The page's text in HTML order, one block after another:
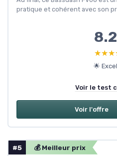
pratique et cohérent avec son
8.2
🌟
Voir le test
Voir l'offre
#5 💰 Meilleur prix